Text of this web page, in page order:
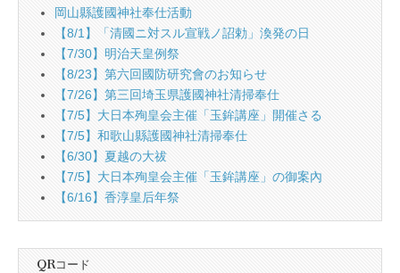
岡山縣護國神社奉仕活動
【8/1】「清國ニ対スル宣戦ノ詔勅」渙発の日
【7/30】明治天皇例祭
【8/23】第六回國防研究會のお知らせ
【7/26】第三回埼玉県護國神社清掃奉仕
【7/5】大日本殉皇会主催「玉鉾講座」開催さる
【7/5】和歌山縣護國神社清掃奉仕
【6/30】夏越の大祓
【7/5】大日本殉皇会主催「玉鉾講座」の御案內
【6/16】香淳皇后年祭
QRコード